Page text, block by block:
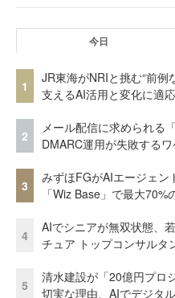
今日
1
JR東海がNRIと挑む“前
支えるAI活用と変化に適
2
メール配信に求められる
DMARC運用が失敗する
3
みずほFGがAIエージェ
「Wiz Base」で最大70%
4
AIでシニアが無双状態、
チュア トップコンサルタ
5
清水建設が「20億円プロ
切実な理由、AIでデジタ